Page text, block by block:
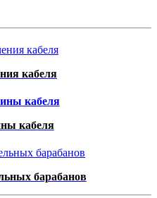
кабеля
кабеля
барабанов